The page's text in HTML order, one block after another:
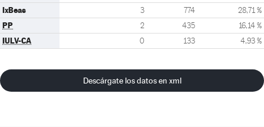
IxBeas 3 774 28,71 %
PP 2 435 16,14 %
IULV-CA 0 133 4,93 %
Descárgate los datos en xml